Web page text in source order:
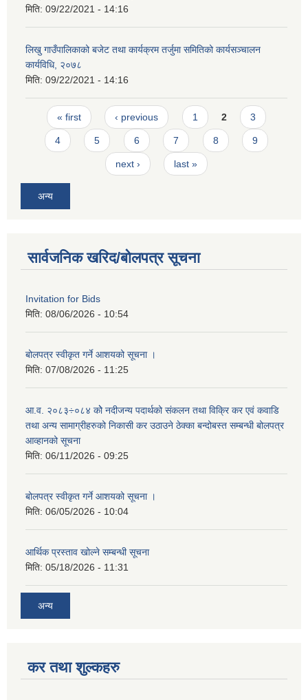
मिति: 09/22/2021 - 14:16
लिखु गाउँपालिकाको बजेट तथा कार्यक्रम तर्जुमा समितिको कार्यसञ्चालन
कार्यविधि, २०७८
मिति: 09/22/2021 - 14:16
Pages
« first ‹ previous 1 2 3
4 5 6 7 8 9
next › last »
अन्य
सार्वजनिक खरिद/बोलपत्र सूचना
Invitation for Bids
मिति: 08/06/2026 - 10:54
बोलपत्र स्वीकृत गर्ने आशयको सूचना ।
मिति: 07/08/2026 - 11:25
आ.व. २०८३÷०८४ कोे नदीजन्य पदार्थको संकलन तथा विक्रि कर एवं कवाडि
तथा अन्य सामाग्रीहरुको निकासी कर उठाउने ठेक्का बन्दोबस्त सम्बन्धी बोलपत्र
आव्हानको सूचना
मिति: 06/11/2026 - 09:25
बोलपत्र स्वीकृत गर्ने आशयको सूचना ।
मिति: 06/05/2026 - 10:04
आर्थिक प्रस्ताव खोल्ने सम्बन्धी सूचना
मिति: 05/18/2026 - 11:31
अन्य
कर तथा शुल्कहरु